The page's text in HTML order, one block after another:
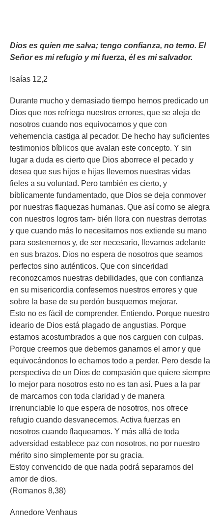
Dios es quien me salva; tengo confianza, no temo. El
Señor es mi refugio y mi fuerza, él es mi salvador.
Isaías 12,2
Durante mucho y demasiado tiempo hemos predicado un
Dios que nos refriega nuestros errores, que se aleja de
nosotros cuando nos equivocamos y que con
vehemencia castiga al pecador. De hecho hay suficientes
testimonios bíblicos que avalan este concepto. Y sin
lugar a duda es cierto que Dios aborrece el pecado y
desea que sus hijos e hijas llevemos nuestras vidas
fieles a su voluntad. Pero también es cierto, y
bíblicamente fundamentado, que Dios se deja conmover
por nuestras flaquezas humanas. Que así como se alegra
con nuestros logros tam- bién llora con nuestras derrotas
y que cuando más lo necesitamos nos extiende su mano
para sostenernos y, de ser necesario, llevarnos adelante
en sus brazos. Dios no espera de nosotros que seamos
perfectos sino auténticos. Que con sinceridad
reconozcamos nuestras debilidades, que con confianza
en su misericordia confesemos nuestros errores y que
sobre la base de su perdón busquemos mejorar.
Esto no es fácil de comprender. Entiendo. Porque nuestro
ideario de Dios está plagado de angustias. Porque
estamos acostumbrados a que nos carguen con culpas.
Porque creemos que debemos ganarnos el amor y que
equivocándonos lo echamos todo a perder. Pero desde la
perspectiva de un Dios de compasión que quiere siempre
lo mejor para nosotros esto no es tan así. Pues a la par
de marcarnos con toda claridad y de manera
irrenunciable lo que espera de nosotros, nos ofrece
refugio cuando desvanecemos. Activa fuerzas en
nosotros cuando flaqueamos. Y más allá de toda
adversidad establece paz con nosotros, no por nuestro
mérito sino simplemente por su gracia.
Estoy convencido de que nada podrá separarnos del
amor de dios.
(Romanos 8,38)
Annedore Venhaus